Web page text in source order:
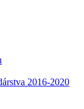
2016-2020